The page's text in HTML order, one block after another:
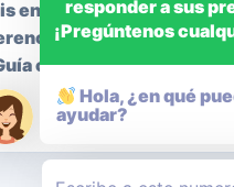
en Maestría en
Estratégica de
cara…
responder a sus
¡Pregúntenos
Hola, ¿en qué
ayudar?